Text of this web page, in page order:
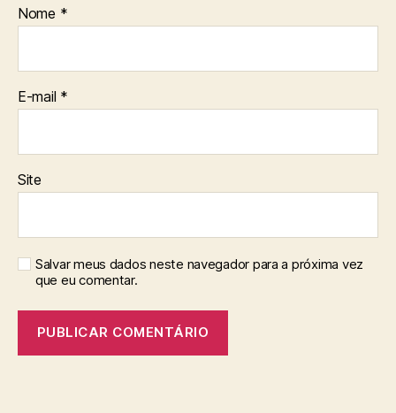
Nome *
E-mail *
Site
Salvar meus dados neste navegador para a próxima vez
que eu comentar.